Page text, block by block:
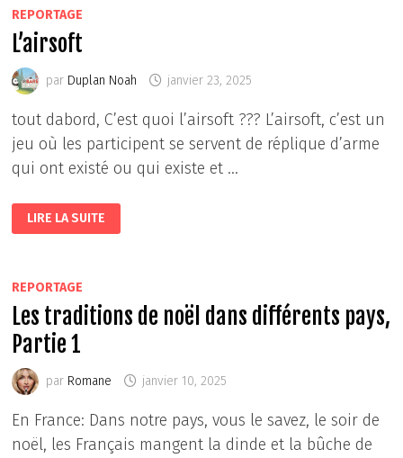
REPORTAGE
L’airsoft
par Duplan Noah janvier 23, 2025
tout dabord, C’est quoi l’airsoft ??? L’airsoft, c’est un
jeu où les participent se servent de réplique d’arme
qui ont existé ou qui existe et …
L’AIRSOFT
LIRE LA SUITE
REPORTAGE
Les traditions de noël dans différents pays,
Partie 1
par Romane janvier 10, 2025
En France: Dans notre pays, vous le savez, le soir de
noël, les Français mangent la dinde et la bûche de